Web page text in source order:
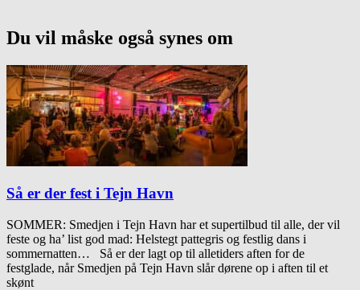
Du vil måske også synes om
Så er der fest i Tejn Havn
SOMMER: Smedjen i Tejn Havn har et supertilbud til alle, der vil
feste og ha’ list god mad: Helstegt pattegris og festlig dans i
sommernatten… Så er der lagt op til alletiders aften for de
festglade, når Smedjen på Tejn Havn slår dørene op i aften til et
skønt